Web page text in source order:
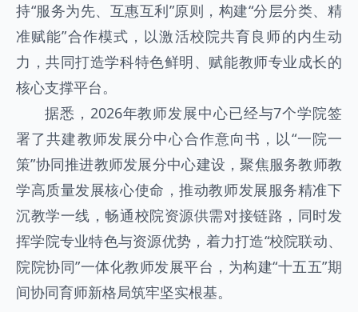
持“服务为先、互惠互利”原则，构建“分层分类、精
准赋能”合作模式，以激活校院共育良师的内生动
力，共同打造学科特色鲜明、赋能教师专业成长的
核心支撑平台。
据悉，2026年教师发展中心已经与7个学院签
署了共建教师发展分中心合作意向书，以“一院一
策”协同推进教师发展分中心建设，聚焦服务教师教
学高质量发展核心使命，推动教师发展服务精准下
沉教学一线，畅通校院资源供需对接链路，同时发
挥学院专业特色与资源优势，着力打造“校院联动、
院院协同”一体化教师发展平台，为构建“十五五”期
间协同育师新格局筑牢坚实根基。